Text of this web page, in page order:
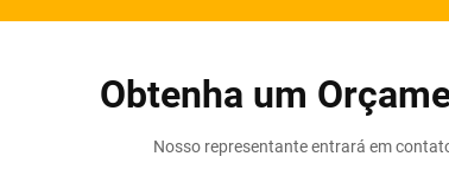
Obtenha um
Nosso representante entrará em